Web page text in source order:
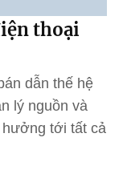
thoại
dẫn thế hệ
lý nguồn và
tới tất cả